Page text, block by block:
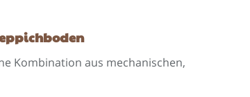
Kombination aus mechanischen,